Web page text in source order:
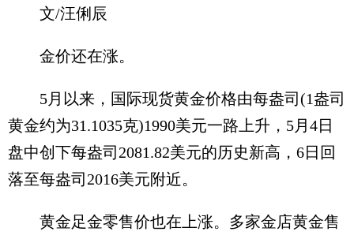
文/汪俐辰
金价还在涨。
5月以来，国际现货黄金价格由每盎司(1盎司
黄金约为31.1035克)1990美元一路上升，5月4日
盘中创下每盎司2081.82美元的历史新高，6日回
落至每盎司2016美元附近。
黄金足金零售价也在上涨。多家金店黄金售